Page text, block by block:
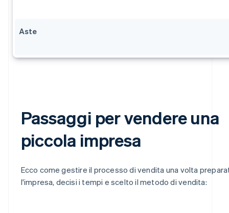
Aste
Passaggi per vendere una
piccola impresa
Ecco come gestire il processo di vendita una volta
l'impresa, decisi i tempi e scelto il metodo di vendita: